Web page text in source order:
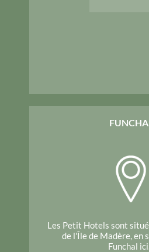
Les Petit Hotels sont
de l'Île de Madère, en
Funchal